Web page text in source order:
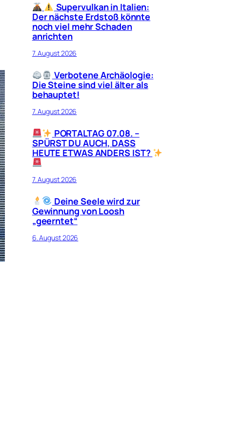
Supervulkan in Italien:
Der nächste Erdstoß könnte
noch viel mehr Schaden
anrichten
7. August 2026
Verbotene Archäologie:
Die Steine sind viel älter als
behauptet!
7. August 2026
PORTALTAG 07.08. –
SPÜRST DU AUCH, DASS
HEUTE ETWAS ANDERS IST?
7. August 2026
Deine Seele wird zur
Gewinnung von Loosh
„geerntet“
6. August 2026